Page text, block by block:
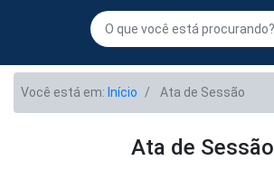
Você está em: Início Ata de Sessão
Ata de Sessão